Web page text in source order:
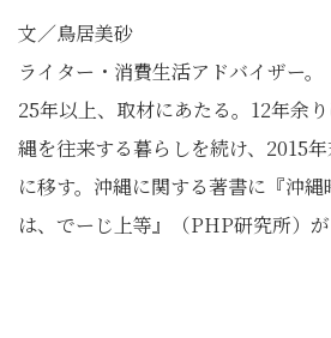
文／鳥居美砂
ライター・消費生活アドバイザー
25年以上、取材にあたる。12年余
縄を往来する暮らしを続け、2015
に移す。沖縄に関する著書に『沖
は、でーじ上等』（PHP研究所）が